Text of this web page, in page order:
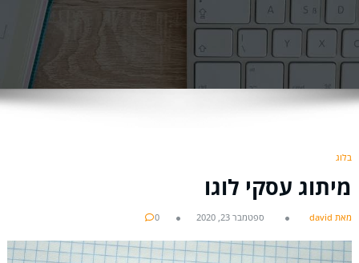
בלוג
מיתוג עסקי לוגו
מאת david ספטמבר 23, 2020 0